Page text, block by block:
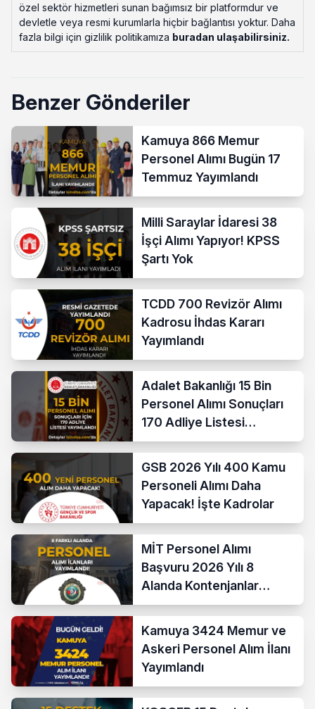
özel sektör hizmetleri sunan bağımsız bir platformdur ve
devletle veya resmi kurumlarla hiçbir bağlantısı yoktur. Daha
fazla bilgi için gizlilik politikamıza buradan ulaşabilirsiniz.
Benzer Gönderiler
Kamuya 866 Memur
Personel Alımı Bugün 17
Temmuz Yayımlandı
Milli Saraylar İdaresi 38
İşçi Alımı Yapıyor! KPSS
Şartı Yok
TCDD 700 Revizör Alımı
Kadrosu İhdas Kararı
Yayımlandı
Adalet Bakanlığı 15 Bin
Personel Alımı Sonuçları
170 Adliye Listesi
Açıklandı
GSB 2026 Yılı 400 Kamu
Personeli Alımı Daha
Yapacak! İşte Kadrolar
MİT Personel Alımı
Başvuru 2026 Yılı 8
Alanda Kontenjanlar
Nedir?
Kamuya 3424 Memur ve
Askeri Personel Alım İlanı
Yayımlandı